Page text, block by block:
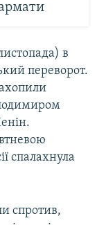
в
переворот.
спалахнула
спротив,